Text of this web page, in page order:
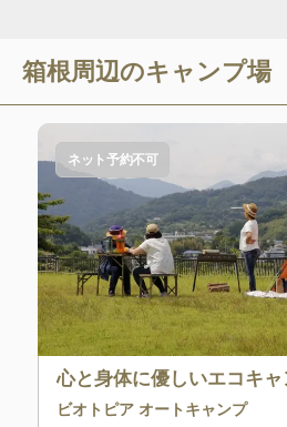
箱根周辺のキャンプ場
ネット予約不可
心と身体に優しいエコキ
ビオトピア オートキャンプ